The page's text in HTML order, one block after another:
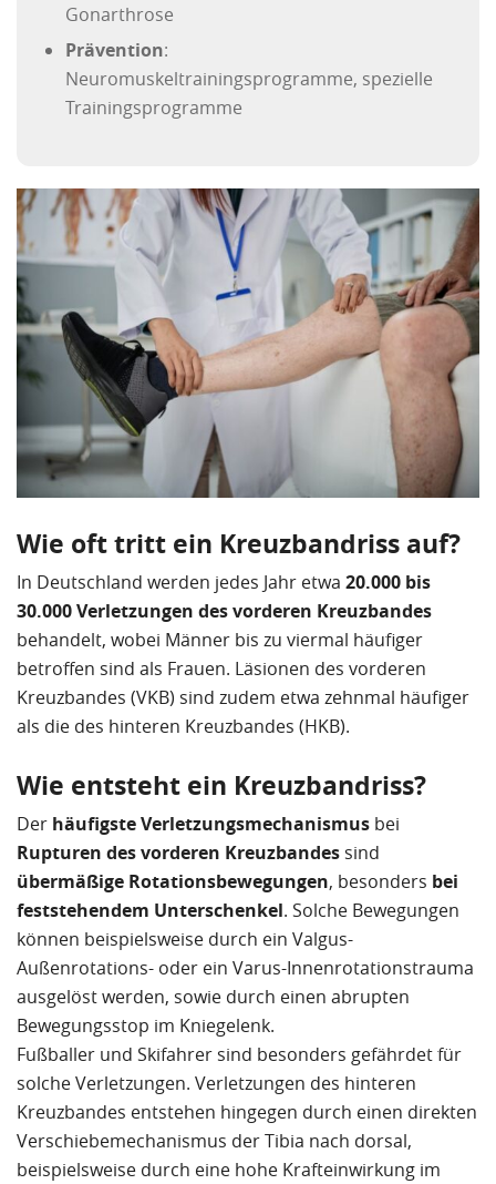
Gonarthrose
Prävention:
Neuromuskeltrainingsprogramme, spezielle
Trainingsprogramme
Wie oft tritt ein Kreuzbandriss auf?
In Deutschland werden jedes Jahr etwa 20.000 bis
30.000 Verletzungen des vorderen Kreuzbandes
behandelt, wobei Männer bis zu viermal häufiger
betroffen sind als Frauen. Läsionen des vorderen
Kreuzbandes (VKB) sind zudem etwa zehnmal häufiger
als die des hinteren Kreuzbandes (HKB).
Wie entsteht ein Kreuzbandriss?
Der häufigste Verletzungsmechanismus bei
Rupturen des vorderen Kreuzbandes sind
übermäßige Rotationsbewegungen, besonders bei
feststehendem Unterschenkel. Solche Bewegungen
können beispielsweise durch ein Valgus-
Außenrotations- oder ein Varus-Innenrotationstrauma
ausgelöst werden, sowie durch einen abrupten
Bewegungsstop im Kniegelenk.
Fußballer und Skifahrer sind besonders gefährdet für
solche Verletzungen. Verletzungen des hinteren
Kreuzbandes entstehen hingegen durch einen direkten
Verschiebemechanismus der Tibia nach dorsal,
beispielsweise durch eine hohe Krafteinwirkung im